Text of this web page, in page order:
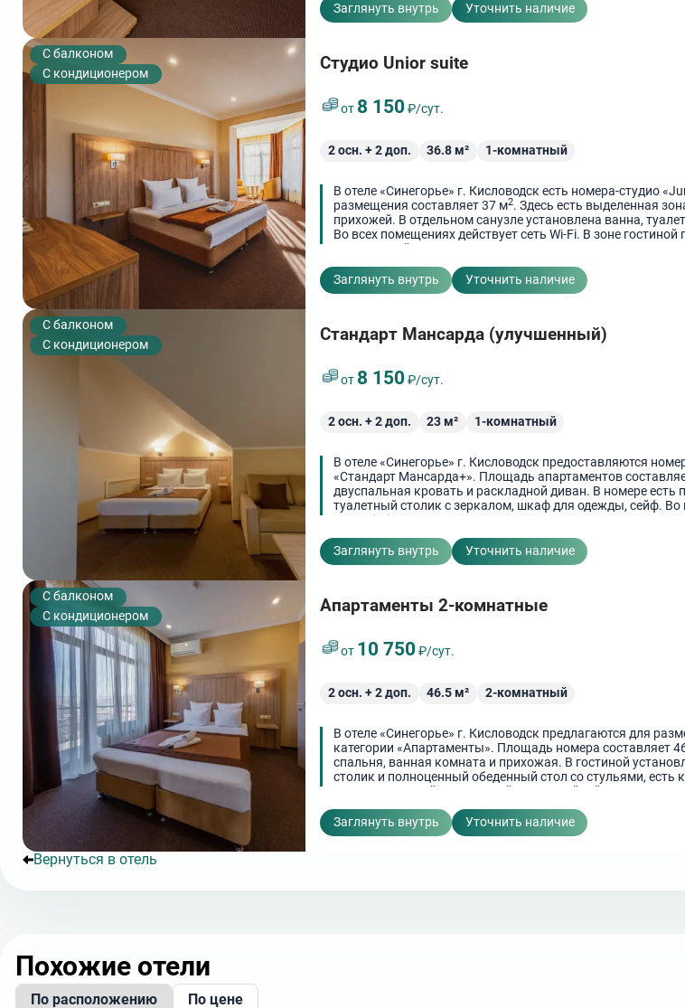
Заглянуть внутрь
Уточнить наличие
C балконом
С кондиционером
Cтудио Unior suite
от 8 150 ₽/сут.
2осн. +2доп. 36.8м² 1-комнатный
В отеле «Синегорье» г. Кисловодск есть номера-студио
размещения составляет 37 м2. Здесь есть выделенная
прихожей. В отдельном санузле установлена ванна,
Во всех помещениях действует сеть Wi-Fi. В зоне
журнальный столик.
Заглянуть внутрь
Уточнить наличие
C балконом
С кондиционером
Стандарт Мансарда (улучшенный)
от 8 150 ₽/сут.
2осн. +2доп. 23м² 1-комнатный
В отеле «Синегорье» г. Кисловодск предоставляются
«Стандарт Мансарда+». Площадь апартаментов
двуспальная кровать и раскладной диван. В номере есть
туалетный столик с зеркалом, шкаф для одежды, сейф. Во
сеть Wi-Fi.
Заглянуть внутрь
Уточнить наличие
C балконом
С кондиционером
Апартаменты 2-комнатные
от 10 750 ₽/сут.
2осн. +2доп. 46.5м² 2-комнатный
В отеле «Синегорье» г. Кисловодск предлагаются для
категории «Апартаменты». Площадь номера составляет
спальня, ванная комната и прихожая. В гостиной
столик и полноценный обеденный стол со стульями, есть
микроволновкой, электрочайником, мойкой и
Заглянуть внутрь
Уточнить наличие
Вернуться в отель
Похожие отели
По расположению По цене